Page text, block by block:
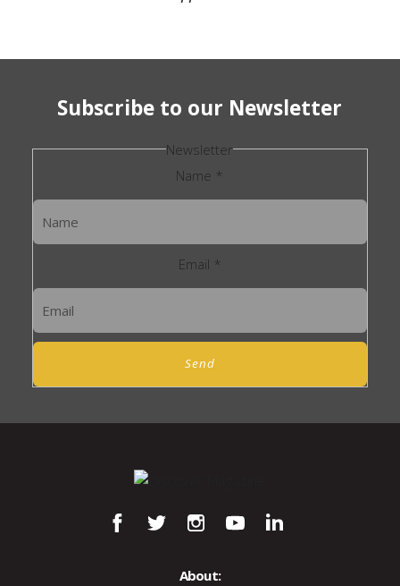
Subscribe to our Newsletter
Newsletter
Name *
Email *
Send
About: